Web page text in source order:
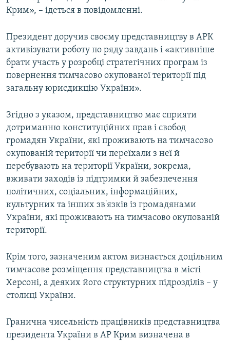
Крим», – ідеться в повідомленні.
Президент доручив своєму представництву в АРК
активізувати роботу по ряду завдань і «активніше
брати участь у розробці стратегічних програм із
повернення тимчасово окупованої території під
загальну юрисдикцію України».
Згідно з указом, представництво має сприяти
дотриманню конституційних прав і свобод
громадян України, які проживають на тимчасово
окупованій території чи переїхали з неї й
перебувають на території України, зокрема,
вживати заходів із підтримки й забезпечення
політичних, соціальних, інформаційних,
культурних та інших зв'язків із громадянами
України, які проживають на тимчасово окупованій
території.
Крім того, зазначеним актом визнається доцільним
тимчасове розміщення представництва в місті
Херсоні, а деяких його структурних підрозділів – у
столиці України.
Гранична чисельність працівників представництва
президента України в АР Крим визначена в